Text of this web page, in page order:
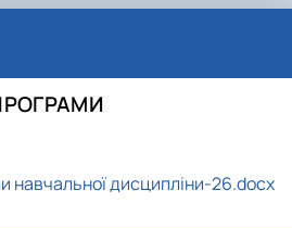
навчальної дисципліни-26.docx